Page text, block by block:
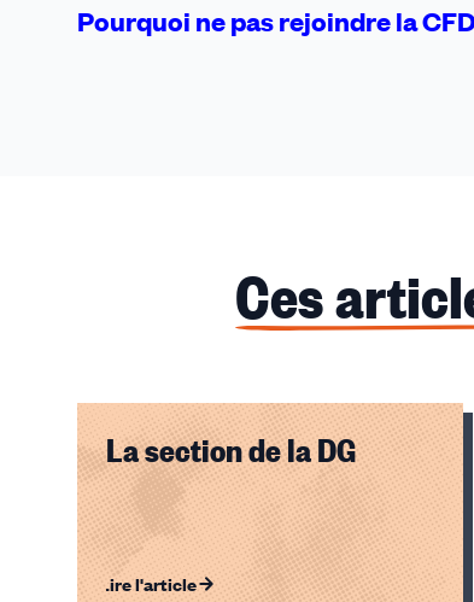
Pourquoi ne pas rejoindre la
Ces
La section de la DG
Lire l'article